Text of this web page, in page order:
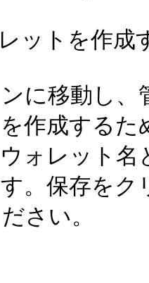
ットを作成
に移動し
作成する
ォレット
。保存を
さい。